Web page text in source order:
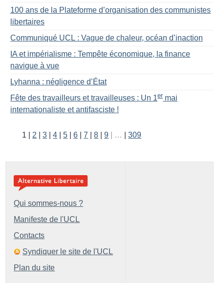
100 ans de la Plateforme d’organisation des communistes
libertaires
Communiqué UCL : Vague de chaleur, océan d’inaction
IA et impérialisme : Tempête économique, la finance
navigue à vue
Lyhanna : négligence d’État
Fête des travailleurs et travailleuses : Un 1ermai
internationaliste et antifasciste !
1 2 3 4 5 6 7 8 9 … 309
Qui sommes-nous ?
Manifeste de l'UCL
Contacts
Syndiquer le site de l'UCL
Plan du site